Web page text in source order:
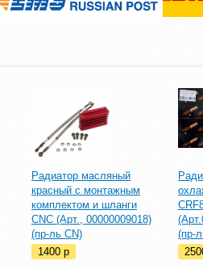
Радиатор масляный
красный с монтажным
комплектом и шланги
CNC (Арт., 00000009018)
(пр-ль CN)
1400 p
(пр-